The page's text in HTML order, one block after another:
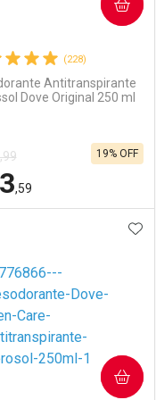
(228)
Antitranspirante
Dove Original 250 ml
,59
19% OFF
COMPRAR
Menos
AOS FAVORITOS
COMPRAR